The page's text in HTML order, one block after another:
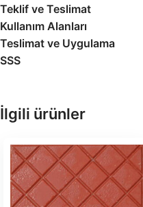
Teklif ve Teslimat
Kullanım Alanları
Teslimat ve Uygulama
SSS
İlgili ürünler